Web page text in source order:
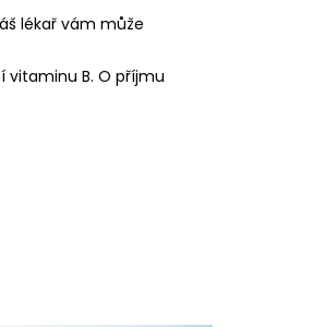
lékař vám může
B. O příjmu